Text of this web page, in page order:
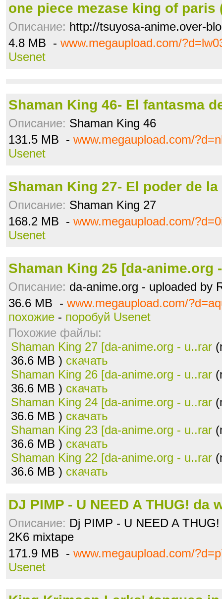
one piece mezase king of paris
Описание: http://tsuyosa-anime.over-
4.8 MB - www.megaupload.com/
Usenet
Shaman King 46- El fantasma
Описание: Shaman King 46
131.5 MB - www.megaupload.com/
Usenet
Shaman King 27- El poder de la
Описание: Shaman King 27
168.2 MB - www.megaupload.com/
Usenet
Shaman King 25 [da-anime.org
Описание: da-anime.org - uploaded by
36.6 MB - www.megaupload.com/
похожие - поробуй Usenet
Похожие файлы:
Shaman King 27 [da-anime.org - u..rar
36.6 MB ) скачать
Shaman King 26 [da-anime.org - u..rar
36.6 MB ) скачать
Shaman King 24 [da-anime.org - u..rar
36.6 MB ) скачать
Shaman King 23 [da-anime.org - u..rar
36.6 MB ) скачать
Shaman King 22 [da-anime.org - u..rar
36.6 MB ) скачать
DJ PIMP - U NEED A THUG! da
Описание: Dj PIMP - U NEED A
2K6 mixtape
171.9 MB - www.megaupload.com/
Usenet